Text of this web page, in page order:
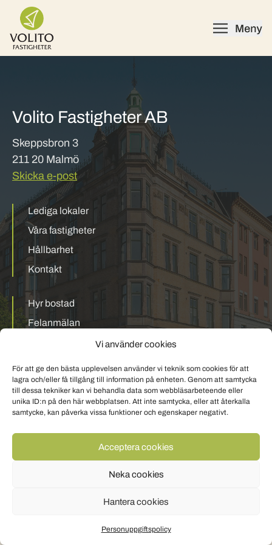
Vi använder cookies
För att ge den bästa upplevelsen använder vi teknik som cookies för att
lagra och/eller få tillgång till information på enheten. Genom att samtycka
till dessa tekniker kan vi behandla data som webbläsarbeteende eller
unika ID:n på den här webbplatsen. Att inte samtycka, eller att återkalla
samtycke, kan påverka vissa funktioner och egenskaper negativt.
Acceptera cookies
Neka cookies
Hantera cookies
Personuppgiftspolicy
Skip to content
Volito Fastigheter AB
Skeppsbron 3
211 20 Malmö
Skicka e-post
Lediga lokaler
Våra fastigheter
Hållbarhet
Kontakt
Hyr bostad
Felanmälan
Personuppgiftspolicy Om cookies